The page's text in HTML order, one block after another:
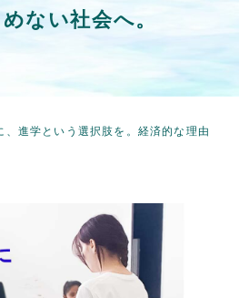
ない社会へ。
進学という選択肢を。経済的な理由